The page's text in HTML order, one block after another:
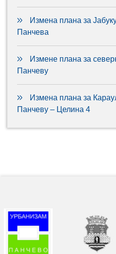
Измена плана за
Панчева
Измене плана за
Панчеву
Измена плана за
Панчеву – Целина 4